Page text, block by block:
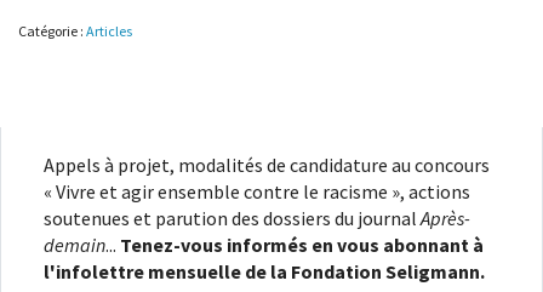
Catégorie : Articles
Appels à projet, modalités de candidature au concours
« Vivre et agir ensemble contre le racisme », actions
soutenues et parution des dossiers du journalAprès-
demain... Tenez-vous informés en vous abonnant à
l'infolettre mensuelle de la Fondation Seligmann.